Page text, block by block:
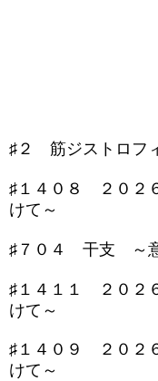
♯２ 筋ジストロフ
♯１４０８ ２０２
けて～
♯７０４ 干支 ～
♯１４１１ ２０２
けて～
♯１４０９ ２０２
けて～